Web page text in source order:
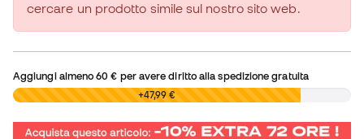
cercare un prodotto simile sul nostro sito web.
Aggiungi almeno60 € per avere diritto alla spedizione gratuita
0,00 € +47,99 €